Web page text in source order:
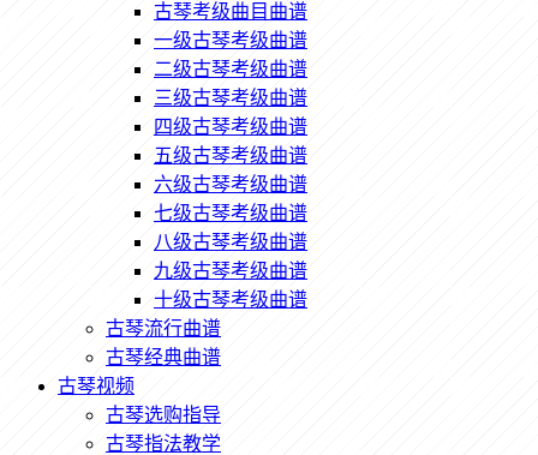
古琴考级曲目曲谱
一级古琴考级曲谱
二级古琴考级曲谱
三级古琴考级曲谱
四级古琴考级曲谱
五级古琴考级曲谱
六级古琴考级曲谱
七级古琴考级曲谱
八级古琴考级曲谱
九级古琴考级曲谱
十级古琴考级曲谱
古琴流行曲谱
古琴经典曲谱
古琴视频
古琴选购指导
古琴指法教学